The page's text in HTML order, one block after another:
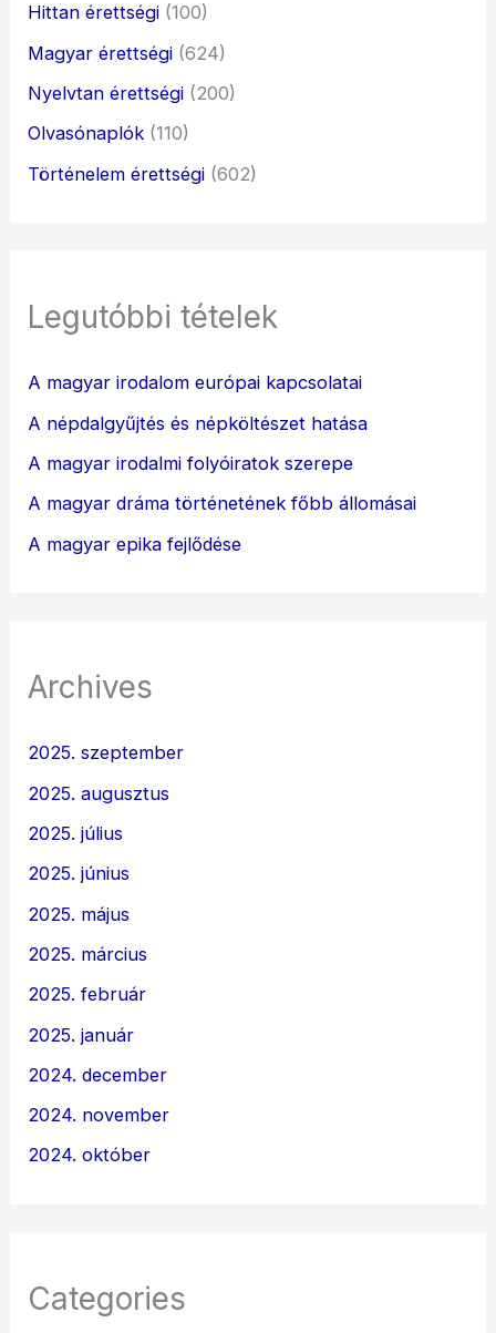
Hittan érettségi (100)
Magyar érettségi (624)
Nyelvtan érettségi (200)
Olvasónaplók (110)
Történelem érettségi (602)
Legutóbbi tételek
A magyar irodalom európai kapcsolatai
A népdalgyűjtés és népköltészet hatása
A magyar irodalmi folyóiratok szerepe
A magyar dráma történetének főbb állomásai
A magyar epika fejlődése
Archives
2025. szeptember
2025. augusztus
2025. július
2025. június
2025. május
2025. március
2025. február
2025. január
2024. december
2024. november
2024. október
Categories